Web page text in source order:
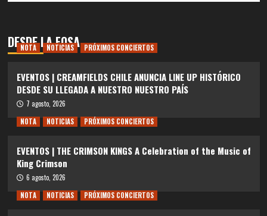
DESDE LA FOSA
NOTA NOTICIAS PRÓXIMOS CONCIERTOS
EVENTOS | CREAMFIELDS CHILE ANUNCIA LINE UP HISTÓRICO
DESDE SU LLEGADA A NUESTRO NUESTRO PAÍS
7 agosto, 2026
NOTA
NOTICIAS PRÓXIMOS CONCIERTOS
EVENTOS | THE CRIMSON KINGS A Celebration of the Music of
King Crimson
6 agosto, 2026
NOTA
NOTICIAS PRÓXIMOS CONCIERTOS